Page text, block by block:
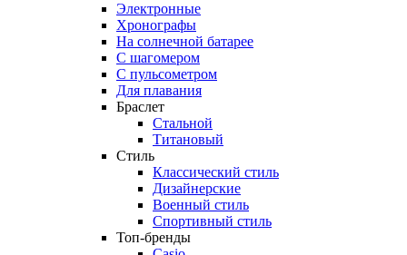
Электронные
Хронографы
На солнечной батарее
С шагомером
С пульсометром
Для плавания
Браслет
Стальной
Титановый
Стиль
Классический стиль
Дизайнерские
Военный стиль
Спортивный стиль
Топ-бренды